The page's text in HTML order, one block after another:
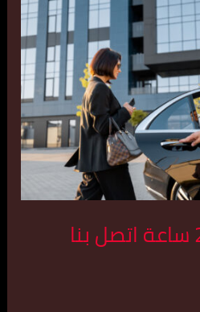
تكس الجهراء 24 ساعة اتصل بنا